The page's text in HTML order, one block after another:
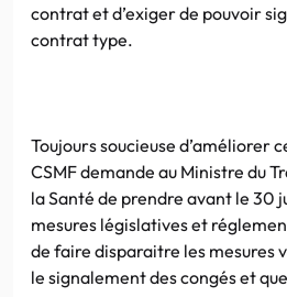
contrat et d’exiger de pouvoir
contrat type.
Toujours soucieuse d’améliorer
CSMF demande au Ministre du
la Santé de prendre avant le 30
mesures législatives et
de faire disparaitre les mesures
le signalement des congés et